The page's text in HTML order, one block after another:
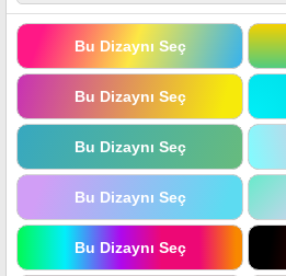
Bu Dizaynı Seç
Bu Dizaynı Seç
Bu Dizaynı Seç
Bu Dizaynı Seç
Bu Dizaynı Seç